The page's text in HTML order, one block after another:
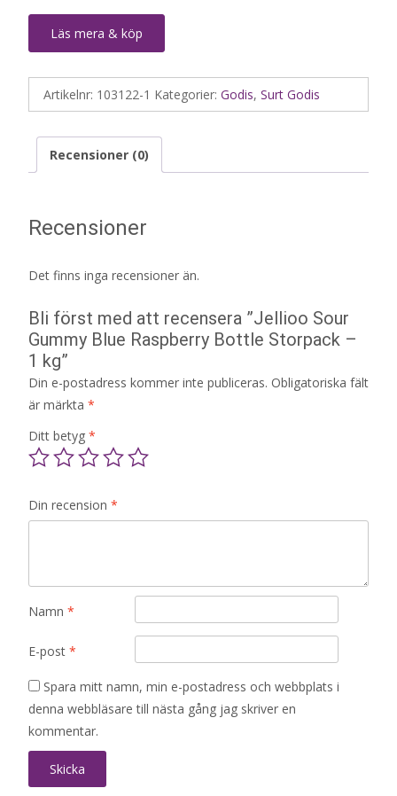
Läs mera & köp
Artikelnr: 103122-1 Kategorier: Godis, Surt Godis
Recensioner (0)
Recensioner
Det finns inga recensioner än.
Bli först med att recensera ”Jellioo Sour
Gummy Blue Raspberry Bottle Storpack –
1 kg”
Din e-postadress kommer inte publiceras. Obligatoriska fält
är märkta *
Ditt betyg *
Din recension *
Namn *
E-post *
Spara mitt namn, min e-postadress och webbplats i
denna webbläsare till nästa gång jag skriver en
kommentar.